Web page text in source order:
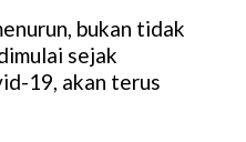
bukan tidak
sejak
19, akan terus